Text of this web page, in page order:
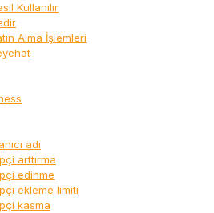
Kullanılır
Alma İşlemleri
adı
arttırma
edinme
ekleme limiti
kasma